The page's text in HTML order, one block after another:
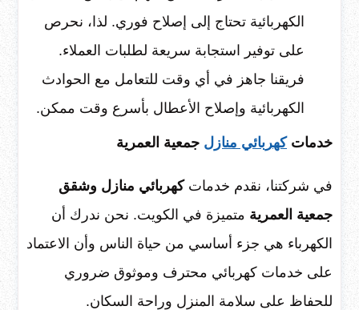
الكهربائية تحتاج إلى إصلاح فوري. لذا، نحرص
على توفير استجابة سريعة لطلبات العملاء.
فريقنا جاهز في أي وقت للتعامل مع الحوادث
الكهربائية وإصلاح الأعطال بأسرع وقت ممكن.
خدماتكهربائي منازل جمعية العمرية
في شركتنا، نقدم خدماتكهربائي منازل وشقق
جمعية العمرية متميزة في الكويت. نحن ندرك أن
الكهرباء هي جزء أساسي من حياة الناس وأن الاعتماد
على خدمات كهربائي محترف وموثوق ضروري
للحفاظ على سلامة المنزل وراحة السكان.